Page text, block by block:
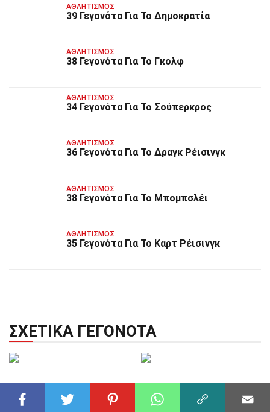
ΑΘΛΗΤΙΣΜΌΣ
39 Γεγονότα Για Το Δημοκρατία
ΑΘΛΗΤΙΣΜΌΣ
38 Γεγονότα Για Το Γκολφ
ΑΘΛΗΤΙΣΜΌΣ
34 Γεγονότα Για Το Σούπερκρος
ΑΘΛΗΤΙΣΜΌΣ
36 Γεγονότα Για Το Δραγκ Ρέισινγκ
ΑΘΛΗΤΙΣΜΌΣ
38 Γεγονότα Για Το Μπομπσλέι
ΑΘΛΗΤΙΣΜΌΣ
35 Γεγονότα Για Το Καρτ Ρέισινγκ
ΣΧΕΤΙΚΆ ΓΕΓΟΝΌΤΑ